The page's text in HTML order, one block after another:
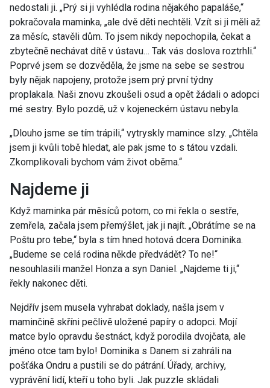
nedostali ji. „Prý si ji vyhlédla rodina nějakého papaláše,“
pokračovala maminka, „ale dvě děti nechtěli. Vzít si ji měli až
za měsíc, stavěli dům. To jsem nikdy nepochopila, čekat a
zbytečně nechávat dítě v ústavu… Tak vás doslova roztrhli.“
Poprvé jsem se dozvěděla, že jsme na sebe se sestrou
byly nějak napojeny, protože jsem prý první týdny
proplakala. Naši znovu zkoušeli osud a opět žádali o adopci
mé sestry. Bylo pozdě, už v kojeneckém ústavu nebyla.
„Dlouho jsme se tím trápili,“ vytryskly mamince slzy. „Chtěla
jsem ji kvůli tobě hledat, ale pak jsme to s tátou vzdali.
Zkomplikovali bychom vám život oběma.“
Najdeme ji
Když maminka pár měsíců potom, co mi řekla o sestře,
zemřela, začala jsem přemýšlet, jak ji najít. „Obrátíme se na
Poštu pro tebe,“ byla s tím hned hotová dcera Dominika.
„Budeme se celá rodina někde předvádět? To ne!“
nesouhlasili manžel Honza a syn Daniel. „Najdeme ti ji,“
řekly nakonec děti.
Nejdřív jsem musela vyhrabat doklady, našla jsem v
maminčině skříni pečlivě uložené papíry o adopci. Mojí
matce bylo opravdu šestnáct, když porodila dvojčata, ale
jméno otce tam bylo! Dominika s Danem si zahráli na
pošťáka Ondru a pustili se do pátrání. Úřady, archivy,
vyprávění lidí, kteří u toho byli. Jak puzzle skládali